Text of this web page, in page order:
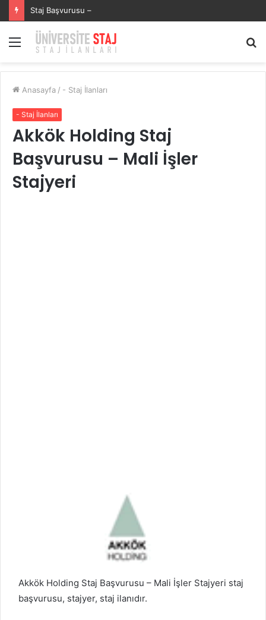
Staj Başvurusu –
Menü
Anasayfa / - Staj İlanları
- Staj İlanları
Akkök Holding Staj
Başvurusu – Mali İşler
Stajyeri
Akkök Holding Staj Başvurusu – Mali İşler Stajyeri staj
başvurusu, stajyer, staj ilanıdır.